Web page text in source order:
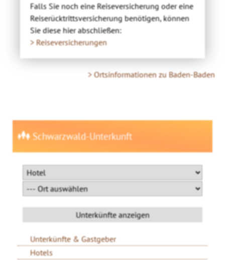
Falls Sie noch eine Reiseversicherung oder eine
Reiserücktrittsversicherung benötigen, können
Sie diese hier abschließen:
> Reiseversicherungen
> Ortsinformationen zu Baden-Baden
Schwarzwald-Unterkunft
Unterkünfte & Gastgeber
Hotels